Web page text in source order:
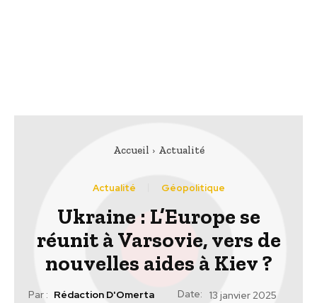
Accueil Actualité
Actualité Géopolitique
Ukraine : L’Europe se
réunit à Varsovie, vers de
nouvelles aides à Kiev ?
Par : Rédaction D'Omerta Date: 13 janvier 2025